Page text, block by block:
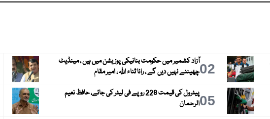
02آزاد کشمیر میں حکومت بنانیکی پوزیشن میں ہیں ، مینڈیٹ
چھیننے نہیں دیں گے ، رانا ثناء اللہ ، امیر مقام
05
پیٹرول کی قیمت 228 روپے فی لیٹر کی جائے، حافظ نعیم
الرحمان